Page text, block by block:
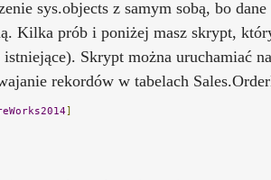
sys.objects z samym sobą, bo
Kilka prób i poniżej masz skrypt,
istniejące). Skrypt można uruchamiać
rekordów w tabelach
]